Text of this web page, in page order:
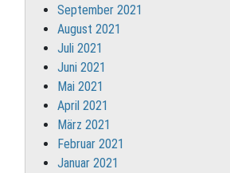
September 2021
August 2021
Juli 2021
Juni 2021
Mai 2021
April 2021
März 2021
Februar 2021
Januar 2021